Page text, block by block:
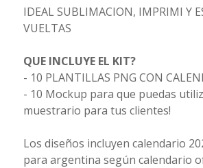
IDEAL SUBLIMACION, IMPRIMI Y
VUELTAS
QUE INCLUYE EL KIT?
- 10 PLANTILLAS PNG CON
- 10 Mockup para que puedas
muestrario para tus clientes!
Los diseños incluyen calendario
para argentina según calendario